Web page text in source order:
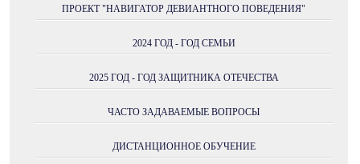
ПРОЕКТ "НАВИГАТОР ДЕВИАНТНОГО ПОВЕДЕНИЯ"
2024 ГОД - ГОД СЕМЬИ
2025 ГОД - ГОД ЗАЩИТНИКА ОТЕЧЕСТВА
ЧАСТО ЗАДАВАЕМЫЕ ВОПРОСЫ
ДИСТАНЦИОННОЕ ОБУЧЕНИЕ